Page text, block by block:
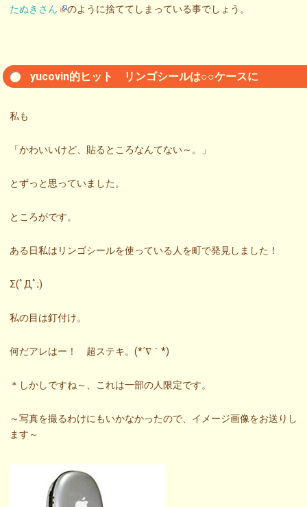
たぬきさん
のように捨ててしまっている事でしょう。
yucovin的ヒット リンゴシールは○○ケースに
私も
「かわいいけど、貼るところなんてない～。」
とずっと思っていました。
ところがです。
ある日私はリンゴシールを使っている人を町で発見しました！
Σ(ﾟДﾟ;)
私の目は釘付け。
何だアレはー！ 超ステキ。(*´∇｀*)
＊しかしですね～、これは一部の人限定です。
～写真を撮るわけにもいかなかったので、イメージ画像をお送りし
ます～